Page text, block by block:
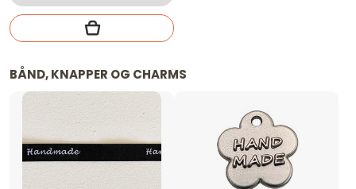
BÅND, KNAPPER OG CHARMS